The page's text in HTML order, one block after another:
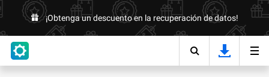
¡Obtenga un descuento en la recuperación de datos!